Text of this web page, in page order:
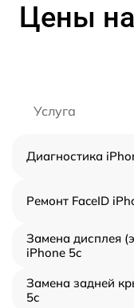
Цены
Услуга
Диагностика
Ремонт FaceID
Замена дисплея
iPhone 5c
Замена задней
5c